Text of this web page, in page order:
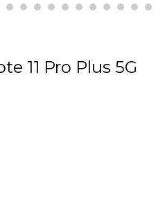
11 Pro Plus 5G